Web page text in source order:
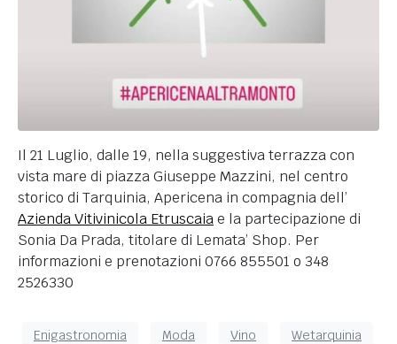
Il 21 Luglio, dalle 19, nella suggestiva terrazza con
vista mare di piazza Giuseppe Mazzini, nel centro
storico di Tarquinia, Apericena in compagnia dell’
Azienda Vitivinicola Etruscaiae la partecipazione di
Sonia Da Prada, titolare di Lemata’ Shop. Per
informazioni e prenotazioni 0766 855501 o 348
2526330
Enigastronomia Moda Vino Wetarquinia